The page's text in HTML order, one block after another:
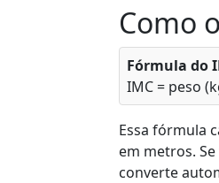
Como
Fórmula do
IMC = peso
Essa fórmula
em metros.
converte